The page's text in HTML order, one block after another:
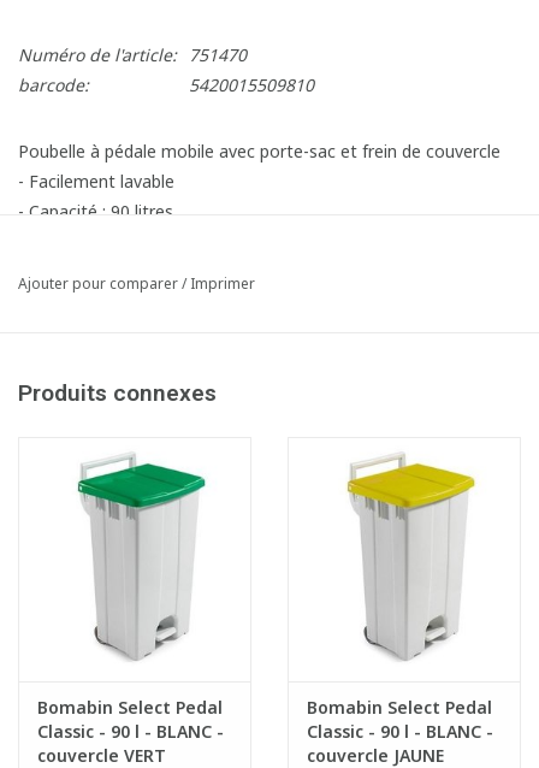
Numéro de l'article:
751470
barcode:
5420015509810
Poubelle à pédale mobile avec porte-sac et frein de couvercle
- Facilement lavable
- Capacité : 90 litres
Article composé des éléments suivants:
(Avant: Couvercle pour poubelle à pédale Polaris 90 l - BLEU)
Ajouter pour comparer/Imprimer
Produits connexes
Bomabin Select Pedal
Classic - 90 l - BLANC -
couvercle VERT
Bomabin Select Pedal
Classic - 90 l - BLANC -
couvercle JAUNE